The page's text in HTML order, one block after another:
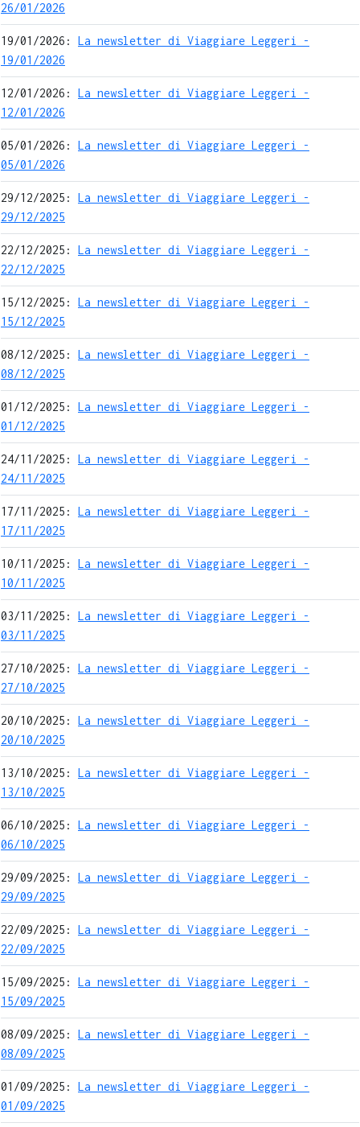
26/01/2026
19/01/2026: La newsletter di Viaggiare Leggeri -
19/01/2026
12/01/2026: La newsletter di Viaggiare Leggeri -
12/01/2026
05/01/2026: La newsletter di Viaggiare Leggeri -
05/01/2026
29/12/2025: La newsletter di Viaggiare Leggeri -
29/12/2025
22/12/2025: La newsletter di Viaggiare Leggeri -
22/12/2025
15/12/2025: La newsletter di Viaggiare Leggeri -
15/12/2025
08/12/2025: La newsletter di Viaggiare Leggeri -
08/12/2025
01/12/2025: La newsletter di Viaggiare Leggeri -
01/12/2025
24/11/2025: La newsletter di Viaggiare Leggeri -
24/11/2025
17/11/2025: La newsletter di Viaggiare Leggeri -
17/11/2025
10/11/2025: La newsletter di Viaggiare Leggeri -
10/11/2025
03/11/2025: La newsletter di Viaggiare Leggeri -
03/11/2025
27/10/2025: La newsletter di Viaggiare Leggeri -
27/10/2025
20/10/2025: La newsletter di Viaggiare Leggeri -
20/10/2025
13/10/2025: La newsletter di Viaggiare Leggeri -
13/10/2025
06/10/2025: La newsletter di Viaggiare Leggeri -
06/10/2025
29/09/2025: La newsletter di Viaggiare Leggeri -
29/09/2025
22/09/2025: La newsletter di Viaggiare Leggeri -
22/09/2025
15/09/2025: La newsletter di Viaggiare Leggeri -
15/09/2025
08/09/2025: La newsletter di Viaggiare Leggeri -
08/09/2025
01/09/2025: La newsletter di Viaggiare Leggeri -
01/09/2025